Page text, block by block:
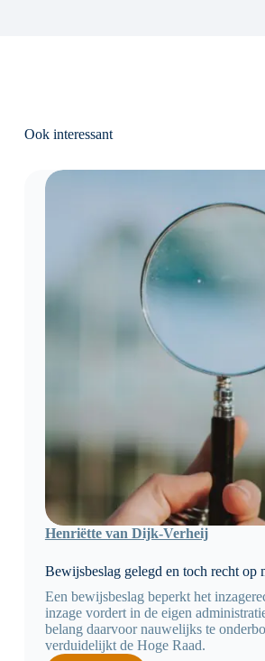
Ook interessant
Henriëtte van Dijk-Verheij
Bewijsbeslag gelegd en toch recht op
Een bewijsbeslag beperkt het
inzage vordert in de eigen
belang daarvoor nauwelijks te
verduidelijkt de Hoge Raad.